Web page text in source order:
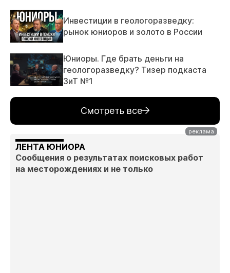
Инвестиции в геологоразведку:
рынок юниоров и золото в России
Юниоры. Где брать деньги на
геологоразведку? Тизер подкаста
ЗиТ №1
Смотреть все
ЛЕНТА ЮНИОРА
Сообщения о результатах поисковых работ
на месторождениях и не только